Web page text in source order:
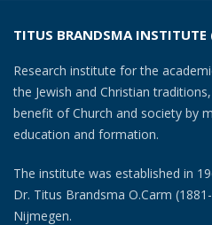
TITUS BRANDSMA
Research institute for the
the Jewish and Christian
benefit of Church and society by
education and formation.
The institute was established in
Dr. Titus Brandsma O.Carm
Nijmegen.